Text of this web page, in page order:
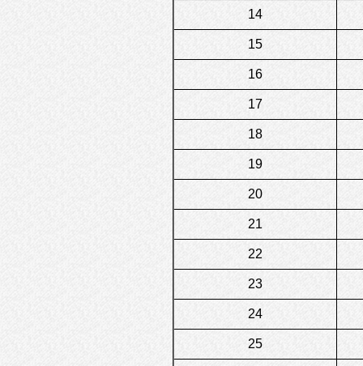
14
15
16
17
18
19
20
21
22
23
24
25